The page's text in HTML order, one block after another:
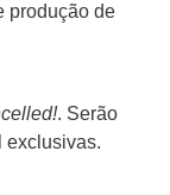
produção de
. Serão
exclusivas.